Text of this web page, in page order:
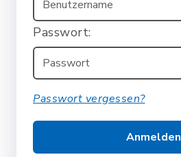
Passwort:
Passwort vergessen?
Anmelden